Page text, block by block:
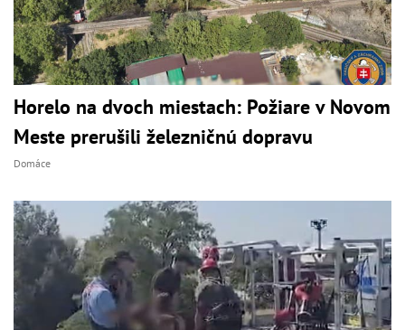
Horelo na dvoch miestach: Požiare v Novom
Meste prerušili železničnú dopravu
Domáce